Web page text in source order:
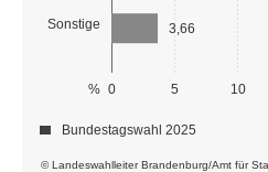
Sonstige
0 5 10
%
3,66
© Landeswahlleiter Brandenburg/Amt für
Bundestagswahl 2025